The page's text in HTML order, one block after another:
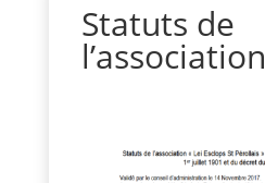
Statuts de
l’association